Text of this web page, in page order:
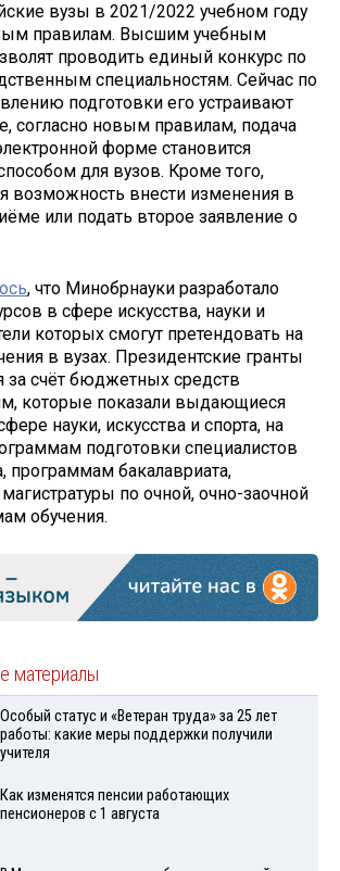
вузы в 2021/2022 учебном году
правилам. Высшим учебным
проводить единый конкурс по
специальностям. Сейчас по
подготовки его устраивают
согласно новым правилам, подача
форме становится
для вузов. Кроме того,
возможность внести изменения в
или подать второе заявление о
, что Минобрнауки разработало
в сфере искусства, науки и
которых смогут претендовать на
в вузах. Президентские гранты
за счёт бюджетных средств
которые показали выдающиеся
науки, искусства и спорта, ‎на
подготовки специалистов
программам бакалавриата,
по очной, очно-заочной
обучения.
материалы
Особый статус и «Ветеран труда» за 25 лет
работы: какие меры поддержки получили
учителя
Как изменятся пенсии работающих
пенсионеров с 1 августа